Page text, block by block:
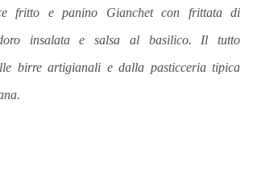
fritto e panino Gianchetcon frittata di
insalata e salsa al basilico. Il tutto
birre artigianali e dalla pasticceria tipica